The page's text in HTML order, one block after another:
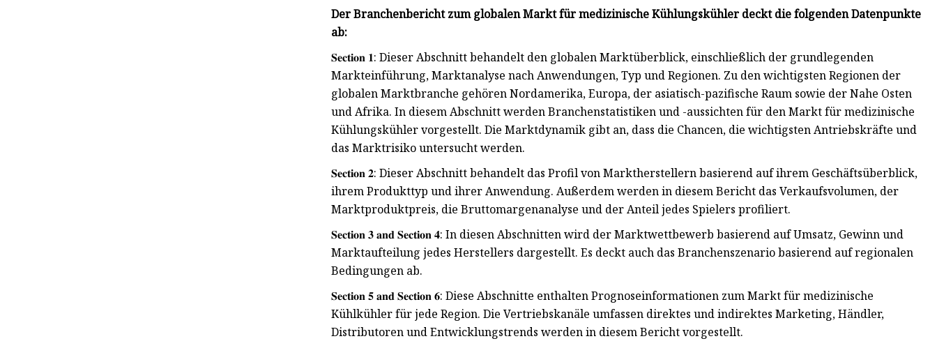
Der Branchenbericht zum globalen Markt für medizinische Kühlungskühler deckt die folgenden Datenpunkte
ab:
𝐒𝐞𝐜𝐭𝐢𝐨𝐧 𝟏: Dieser Abschnitt behandelt den globalen Marktüberblick, einschließlich der grundlegenden
Markteinführung, Marktanalyse nach Anwendungen, Typ und Regionen. Zu den wichtigsten Regionen der
globalen Marktbranche gehören Nordamerika, Europa, der asiatisch-pazifische Raum sowie der Nahe Osten
und Afrika. In diesem Abschnitt werden Branchenstatistiken und -aussichten für den Markt für medizinische
Kühlungskühler vorgestellt. Die Marktdynamik gibt an, dass die Chancen, die wichtigsten Antriebskräfte und
das Marktrisiko untersucht werden.
𝐒𝐞𝐜𝐭𝐢𝐨𝐧 𝟐: Dieser Abschnitt behandelt das Profil von Marktherstellern basierend auf ihrem Geschäftsüberblick,
ihrem Produkttyp und ihrer Anwendung. Außerdem werden in diesem Bericht das Verkaufsvolumen, der
Marktproduktpreis, die Bruttomargenanalyse und der Anteil jedes Spielers profiliert.
𝐒𝐞𝐜𝐭𝐢𝐨𝐧 𝟑 𝐚𝐧𝐝 𝐒𝐞𝐜𝐭𝐢𝐨𝐧 𝟒: In diesen Abschnitten wird der Marktwettbewerb basierend auf Umsatz, Gewinn und
Marktaufteilung jedes Herstellers dargestellt. Es deckt auch das Branchenszenario basierend auf regionalen
Bedingungen ab.
𝐒𝐞𝐜𝐭𝐢𝐨𝐧 𝟓 𝐚𝐧𝐝 𝐒𝐞𝐜𝐭𝐢𝐨𝐧 𝟔: Diese Abschnitte enthalten Prognoseinformationen zum Markt für medizinische
Kühlkühler für jede Region. Die Vertriebskanäle umfassen direktes und indirektes Marketing, Händler,
Distributoren und Entwicklungstrends werden in diesem Bericht vorgestellt.